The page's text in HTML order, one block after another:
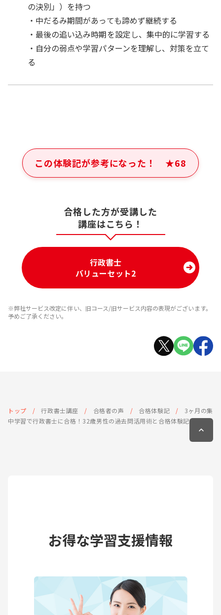
の決別」）を持つ
・中だるみ期間があっても諦めず継続する
・最後の追い込み時期を設定し、集中的に学習する
・自分の弱点や学習パターンを理解し、対策を立て
る
この体験記が参考になった！ ★68
合格した方が受講した
講座はこちら！
行政書士
バリューセット2
※弊社サービス改定に伴い、旧コース/旧サービス内容の表現がございます。
予めご了承ください。
トップ 行政書士講座 合格者の声 合格体験記
3ヶ月の集
中学習で行政書士に合格！32歳男性の過去問活用術と合格体験記
お得な学習支援情報